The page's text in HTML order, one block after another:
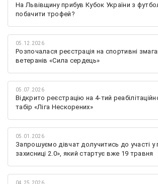
На Львівщину прибув Кубок України з
побачити трофей?
05.12.2026
Розпочалася реєстрація на спортивні
ветеранів «Сила сердець»
05.07.2026
Відкрито реєстрацію на 4-тий
табір «Ліга Нескорених»
05.01.2026
Запрошуємо дівчат долучитись до участі у
захисниці 2.0», який стартує вже 19 травня
04.25.2026